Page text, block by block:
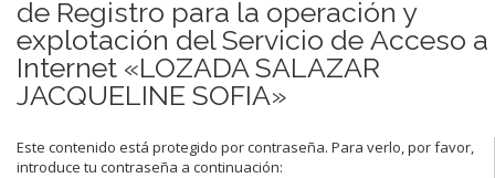
de Registro para la operación y
explotación del Servicio de Acceso a
Internet «LOZADA SALAZAR
JACQUELINE SOFIA»
Este contenido está protegido por contraseña. Para verlo, por favor,
introduce tu contraseña a continuación: